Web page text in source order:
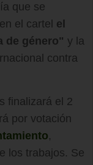
que se
el cartel el
de género" y la
contra
finalizará el 2
por votación
,
los trabajos. Se